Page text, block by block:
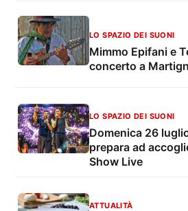
LO SPAZIO DEI SUONI
Mimmo Epifani e
concerto a
LO SPAZIO DEI SUONI
Domenica 26
prepara ad
Show Live
ATTUALITÀ